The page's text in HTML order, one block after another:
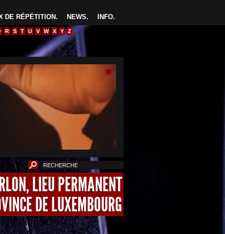
INFO.
NEWS.
DE RÉPÉTITION.
R S T U V W X Y Z
LIEU PERMANENT
DE LUXEMBOURG